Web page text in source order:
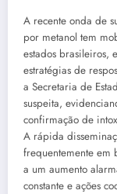
A recente onda de
por metanol tem
estados brasileiros,
estratégias de
a Secretaria de
suspeita,
confirmação de
A rápida
frequentemente em
a um aumento
constante e ações